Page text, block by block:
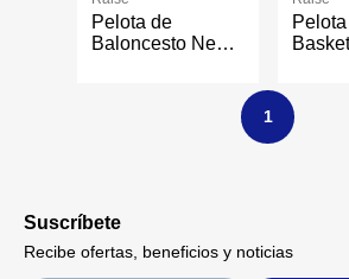
Pelota de
Baloncesto Negro
1
Suscríbete
Recibe ofertas, beneficios y noticias